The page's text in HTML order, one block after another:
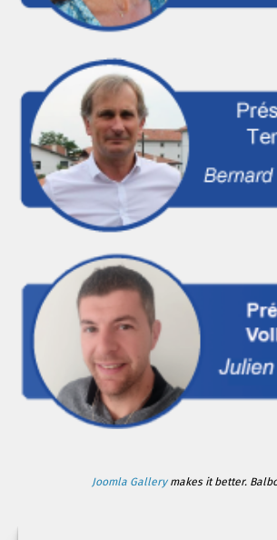
Joomla Gallerymakes it better.